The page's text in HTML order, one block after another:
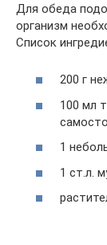
Для обеда
организм
Список
200 г
100 мл
1
1 ст.л.